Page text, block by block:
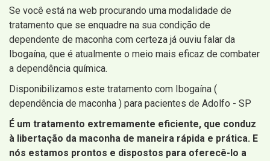
Se você está na web procurando uma modalidade de
tratamento que se enquadre na sua condição de
dependente de maconha com certeza já ouviu falar da
Ibogaína, que é atualmente o meio mais eficaz de combater
a dependência química.
Disponibilizamos este tratamento com Ibogaína (
dependência de maconha ) para pacientes de Adolfo - SP
É um tratamento extremamente eficiente, que conduz
à libertação da maconha de maneira rápida e prática. E
nós estamos prontos e dispostos para oferecê-lo a